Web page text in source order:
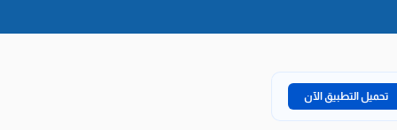
تحميل التطبيق الآن